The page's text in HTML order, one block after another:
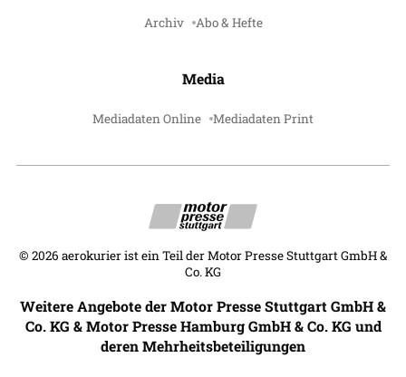
Archiv Abo & Hefte
Media
Mediadaten Online Mediadaten Print
© 2026 aerokurier ist ein Teil der Motor Presse Stuttgart GmbH &
Co. KG
Weitere Angebote der Motor Presse Stuttgart GmbH &
Co. KG & Motor Presse Hamburg GmbH & Co. KG und
deren Mehrheitsbeteiligungen